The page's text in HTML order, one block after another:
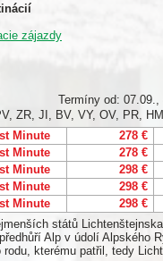
zájazdy
Termíny od: 07.09.,
ZR, JI, BV, VY, OV, PR,
Minute 278 €
Minute 278 €
Minute 298 €
Minute 298 €
Minute 298 €
států
Alp v údolí Alpského
kterému patřil, tedy